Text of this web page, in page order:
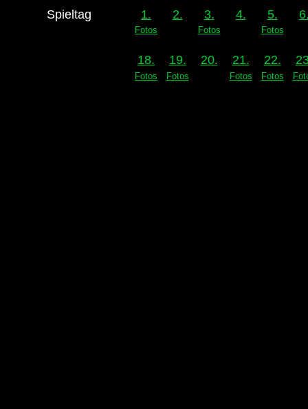
Spieltag 1. 2. 3. 4. 5.
Fotos Fotos Fotos
18. 19. 20. 21. 22.
Fotos Fotos Fotos Fotos